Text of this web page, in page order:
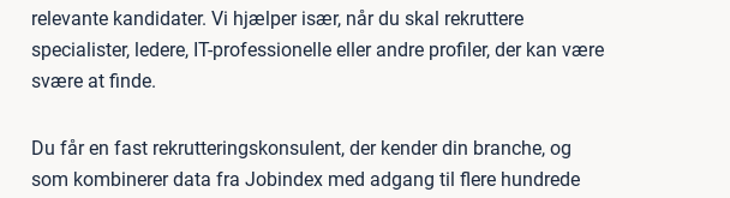
relevante kandidater. Vi hjælper især, når du skal rekruttere
specialister, ledere, IT-professionelle eller andre profiler, der kan være
svære at finde.
Du får en fast rekrutteringskonsulent, der kender din branche, og
som kombinerer data fra Jobindex med adgang til flere hundrede